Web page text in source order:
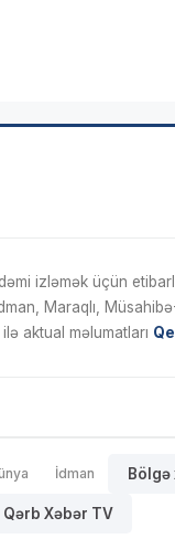
izləmək üçün
Maraqlı,
aktual məlumatları
İdman
Qərb Xəbər TV